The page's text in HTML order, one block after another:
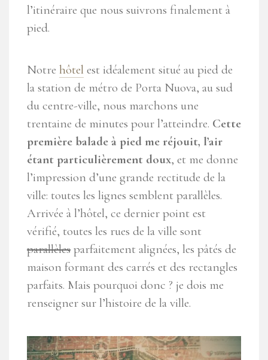
l’itinéraire que nous suivrons finalement à
pied.
Notre hôtel est idéalement situé au pied de
la station de métro de Porta Nuova, au sud
du centre-ville, nous marchons une
trentaine de minutes pour l’atteindre. Cette
première balade à pied me réjouit, l’air
étant particulièrement doux, et me donne
l’impression d’une grande rectitude de la
ville: toutes les lignes semblent parallèles.
Arrivée à l’hôtel, ce dernier point est
vérifié, toutes les rues de la ville sont
parallèles parfaitement alignées, les pâtés de
maison formant des carrés et des rectangles
parfaits. Mais pourquoi donc ? je dois me
renseigner sur l’histoire de la ville.